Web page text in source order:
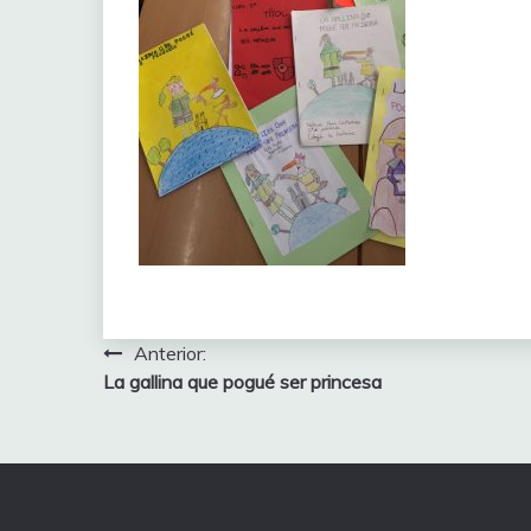
Navegación
de
Anterior:
La gallina que pogué ser princesa